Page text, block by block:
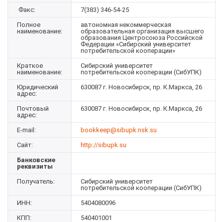
Факс:
7(383) 346-54-25
Полное
наименование:
автономная некоммерческая
образовательная организация высшего
образования Центросоюза Российской
Федерации «Сибирский университет
потребительской кооперации»
Краткое
наименование:
Сибирский университет
потребительской кооперации (СибУПК)
Юридический
адрес:
630087 г. Новосибирск, пр. К.Маркса, 26
Почтовый
адрес:
630087 г. Новосибирск, пр. К.Маркса, 26
E-mail:
bookkeep@sibupk.nsk.su
Сайт:
http://sibupk.su
Банковские
реквизиты
Получатель:
Сибирский университет
потребительской кооперации (СибУПК)
ИНН:
5404080096
КПП:
540401001